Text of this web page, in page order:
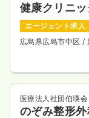
健康クリニッ
エージェント求人
広島県広島市中区/
医療法人社団伯瑛会
のぞみ整形